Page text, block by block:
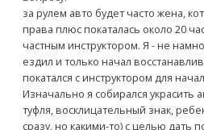
за рулем авто будет часто жена,
права плюс покаталась около 20
частным инструктором. Я - не
ездил и только начал
покатался с инструктором для
Изначально я собирался украсить
туфля, восклицательный знак,
сразу, но какими-то) с целью дать